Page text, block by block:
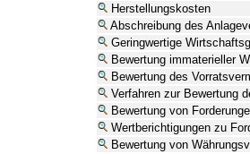
Herstellungskosten
Abschreibung des
Geringwertige
Bewertung immaterieller
Bewertung des
Verfahren zur Bewertung
Bewertung von
Wertberichtigungen zu
Bewertung von